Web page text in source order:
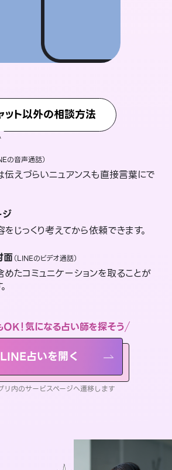
ット以外の相談方法
の音声通話）
伝えづらいニュアンスも直接言葉にで
ジ
じっくり考えてから依頼できます。
面（LINEのビデオ通話）
たコミュニケーションを取ることが
！気になる占い師を探そう
LINE占いを開く
内のサービスページへ遷移します